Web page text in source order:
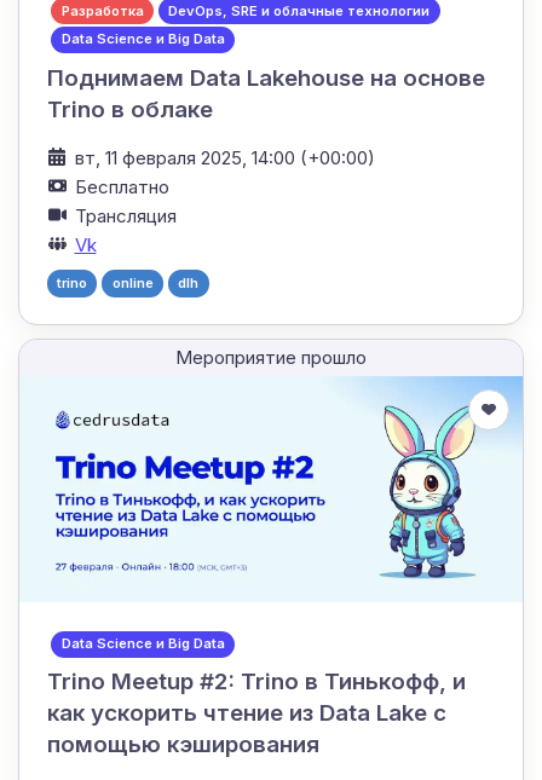
Разработка
DevOps, SRE и облачные технологии
Data Science и Big Data
Поднимаем Data Lakehouse на основе
Trino в облаке
вт, 11 февраля 2025, 14:00 (+00:00)
Бесплатно
Трансляция
Vk
trino online dlh
Мероприятие прошло
Data Science и Big Data
Trino Meetup #2: Trino в Тинькофф, и
как ускорить чтение из Data Lake с
помощью кэширования